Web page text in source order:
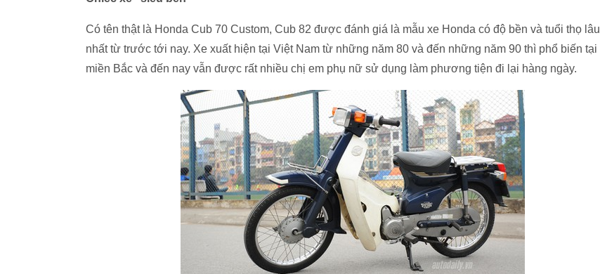
Có tên thật là Honda Cub 70 Custom, Cub 82 được đánh giá là mẫu xe Honda có độ bền và tuổi thọ lâu
nhất từ trước tới nay. Xe xuất hiện tại Việt Nam từ những năm 80 và đến những năm 90 thì phổ biến tại
miền Bắc và đến nay vẫn được rất nhiều chị em phụ nữ sử dụng làm phương tiện đi lại hàng ngày.